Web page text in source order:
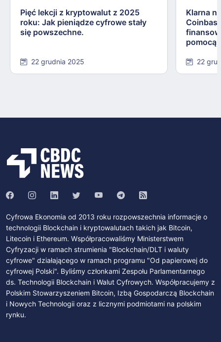
Pięć lekcji z kryptowalut z 2025
roku: Jak pieniądze cyfrowe stały
się powszechne.
22 grudnia 2025
Klarna
pomocą
22
Cyfrowa Ekonomia od 2013 roku rozpowszechnia informacje o
technologii Blockchain i kryptowalutach takich jak Bitcoin,
Litecoin i Ethereum. Współpracowaliśmy Ministerstwem
Cyfryzacji w ramach strumienia "Blockchain/DLT i waluty
cyfrowe" działającego w ramach programu "Od papierowej do
cyfrowej Polski". Byliśmy członkami Zespołu Parlamentarnego
ds. Technologii Blockchain i Walut Cyfrowych. Współpracujemy z
Polskim Stowarzyszeniem Bitcoin, Izbą Gospodarczą Blockchain
i Nowych Technologii oraz z licznymi podmiotami na polskim
rynku.